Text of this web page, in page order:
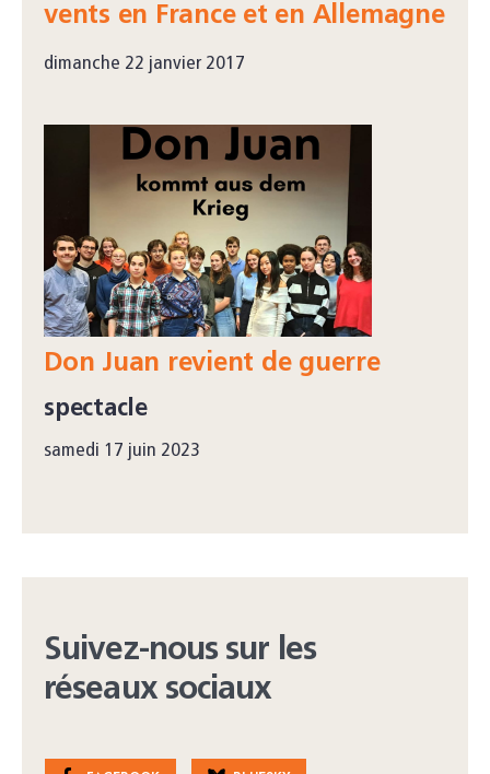
vents en France et en Allemagne
dimanche 22 janvier 2017
Don Juan revient de guerre
spectacle
samedi 17 juin 2023
Suivez-nous sur les
réseaux sociaux